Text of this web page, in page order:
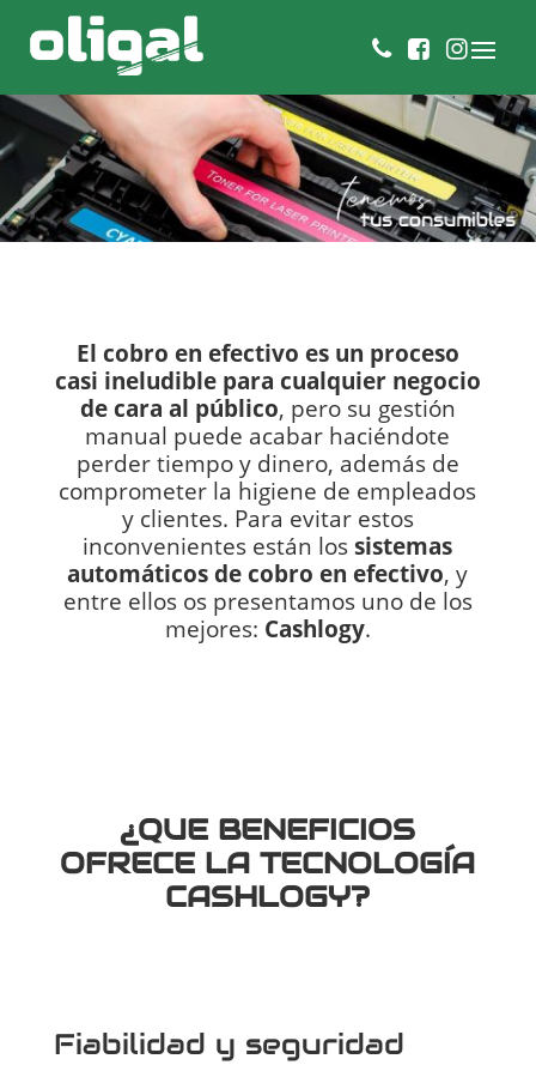
El cobro en efectivo es un proceso
casi ineludible para cualquier negocio
de cara al público, pero su gestión
manual puede acabar haciéndote
perder tiempo y dinero, además de
comprometer la higiene de empleados
y clientes. Para evitar estos
inconvenientes están lossistemas
automáticos de cobro en efectivo, y
entre ellos os presentamos uno de los
mejores: Cashlogy.
¿QUE BENEFICIOS
OFRECE LA TECNOLOGÍA
CASHLOGY?
Fiabilidad y seguridad